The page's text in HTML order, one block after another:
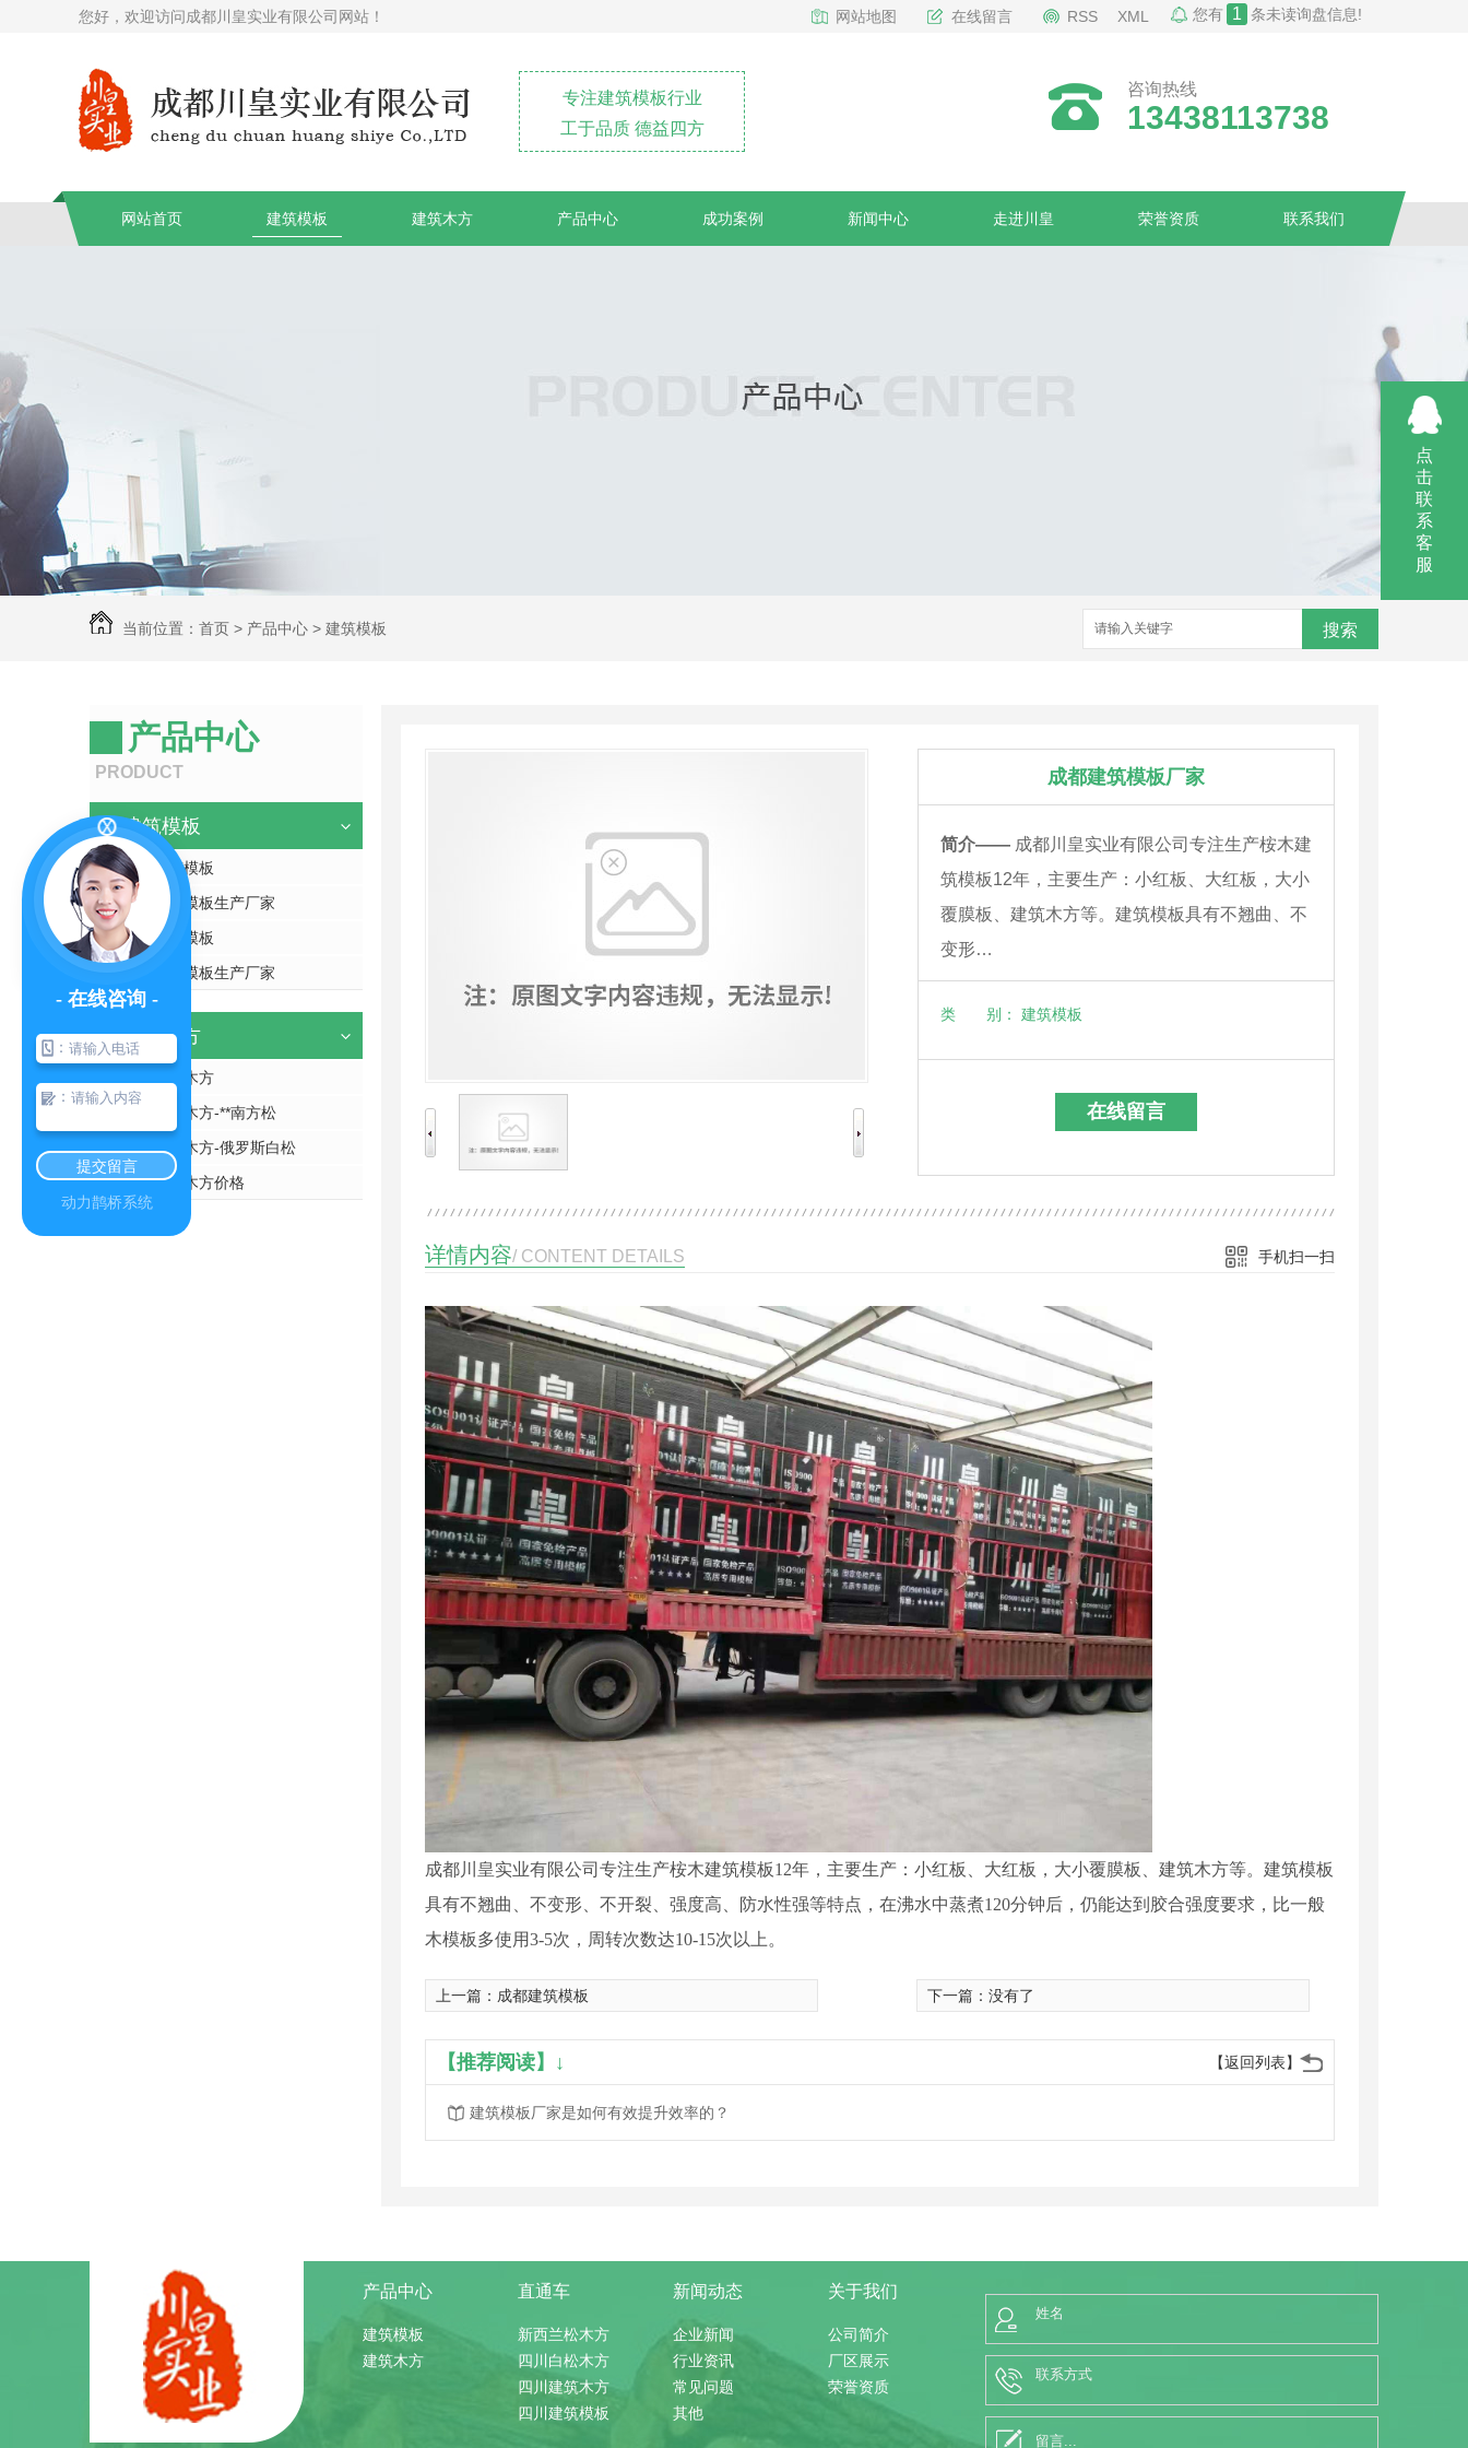
您好，欢迎访问成都川皇实业有限公司网站！ 网站地图 在线留言 RSS XML 您有 1 条未读询盘信息!
专注建筑模板行业
工于品质 德益四方
咨询热线
13438113738
网站首页 建筑模板 建筑木方 产品中心 成功案例 新闻中心 走进川皇 荣誉资质 联系我们
当前位置： 首页 > 产品中心 > 建筑模板 搜索
产品中心
PRODUCT
建筑模板
四川建筑模板
四川建筑模板生产厂家
广西建筑模板
广西建筑模板生产厂家
建筑木方
四川建筑木方
四川建筑木方-**南方松
四川白松木方-俄罗斯白松
四川白松木方价格
成都建筑模板厂家
简介—— 成都川皇实业有限公司专注生产桉木建
筑模板12年，主要生产：小红板、大红板，大小
覆膜板、建筑木方等。建筑模板具有不翘曲、不
变形…
类 别： 建筑模板
在线留言
详情内容/ CONTENT DETAILS 手机扫一扫
成都川皇实业有限公司专注生产桉木建筑模板12年，主要生产：小红板、大红板，大小覆膜板、建筑木方等。建筑模板
具有不翘曲、不变形、不开裂、强度高、防水性强等特点，在沸水中蒸煮120分钟后，仍能达到胶合强度要求，比一般
木模板多使用3-5次，周转次数达10-15次以上。
上一篇： 成都建筑模板 下一篇：没有了
【返回列表】
【推荐阅读】↓
建筑模板厂家是如何有效提升效率的？
产品中心
建筑模板
建筑木方
直通车
新西兰松木方
四川白松木方
四川建筑木方
四川建筑模板
新闻动态
企业新闻
行业资讯
常见问题
其他
关于我们
公司简介
厂区展示
荣誉资质
点
击
联
系
客
服
- 在线咨询 -
：
：
提交留言
动力鹊桥系统